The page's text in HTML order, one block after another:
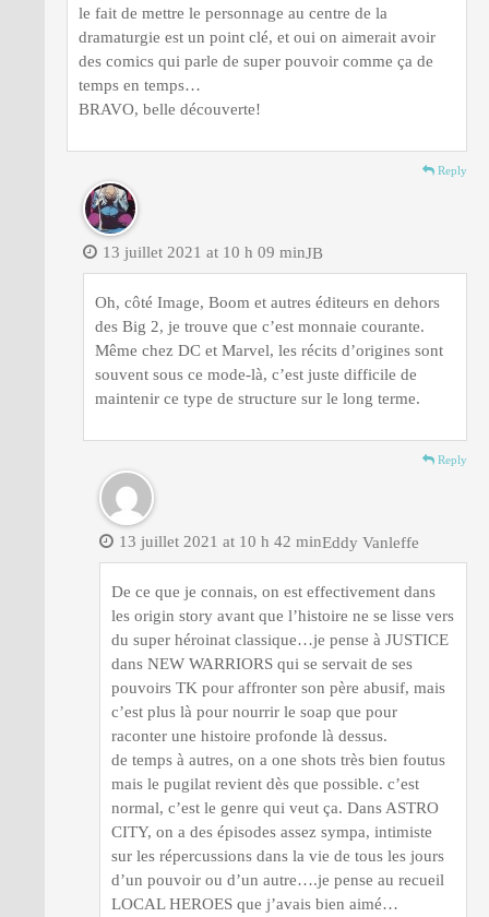
le fait de mettre le personnage au centre de la
dramaturgie est un point clé, et oui on aimerait avoir
des comics qui parle de super pouvoir comme ça de
temps en temps…
BRAVO, belle découverte!
Reply
JB
13 juillet 2021 at 10 h 09 min
Oh, côté Image, Boom et autres éditeurs en dehors
des Big 2, je trouve que c’est monnaie courante.
Même chez DC et Marvel, les récits d’origines sont
souvent sous ce mode-là, c’est juste difficile de
maintenir ce type de structure sur le long terme.
Reply
Eddy Vanleffe
13 juillet 2021 at 10 h 42 min
De ce que je connais, on est effectivement dans
les origin story avant que l’histoire ne se lisse vers
du super héroinat classique…je pense à JUSTICE
dans NEW WARRIORS qui se servait de ses
pouvoirs TK pour affronter son père abusif, mais
c’est plus là pour nourrir le soap que pour
raconter une histoire profonde là dessus.
de temps à autres, on a one shots très bien foutus
mais le pugilat revient dès que possible. c’est
normal, c’est le genre qui veut ça. Dans ASTRO
CITY, on a des épisodes assez sympa, intimiste
sur les répercussions dans la vie de tous les jours
d’un pouvoir ou d’un autre….je pense au recueil
LOCAL HEROES que j’avais bien aimé…